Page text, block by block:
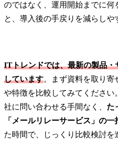
のではなく、運用開始までに何
と、導入後の手戻りを減らしや
ITトレンドでは、最新の製品・
しています。まず資料を取り
や特徴を比較してみてくださ
社に問い合わせる手間なく、 た
「メールリレーサービス」の
た時間で、じっくり比較検討を